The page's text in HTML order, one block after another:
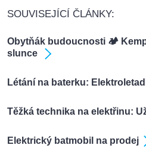
SOUVISEJÍCÍ ČLÁNKY:
Obytňák budoucnosti 🏕️
slunce
Létání na baterku:
Těžká technika na elektřinu:
Elektrický batmobil na prodej